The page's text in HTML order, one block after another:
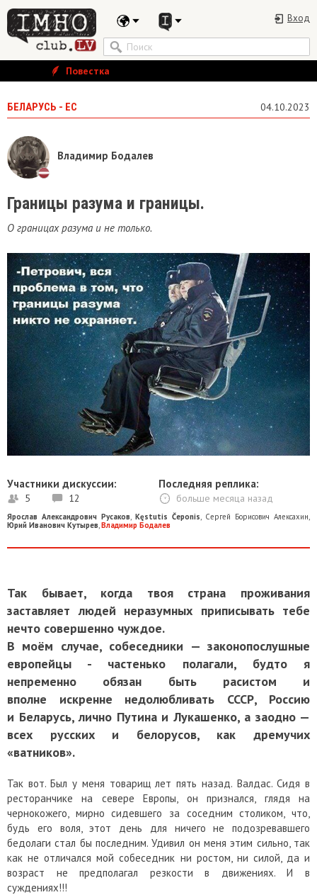
Вход
Повестка
БЕЛАРУСЬ - ЕС 04.10.2023
Владимир Бодалев
Границы разума и границы.
О границах разума и не только.
Участники дискуссии:
5 12
Последняя реплика:
больше месяца назад
Ярослав Александрович Русаков Kęstutis Čeponis Сергей Борисович Алексахин
Юрий Иванович Кутырев Владимир Бодалев
Так бывает, когда твоя страна проживания
заставляет людей неразумных приписывать тебе
нечто совершенно чуждое.
В моём случае, собеседники — законопослушные
европейцы - частенько полагали, будто я
непременно обязан быть расистом и
вполне искренне недолюбливать СССР, Россию
и Беларусь, лично Путина и Лукашенко, а заодно —
всех русских и белорусов, как дремучих
«ватников».
Так вот. Был у меня товарищ лет пять назад. Валдас. Сидя в
ресторанчике на севере Европы, он признался, глядя на
чернокожего, мирно сидевшего за соседним столиком, что,
будь его воля, этот день для ничего не подозревавшего
бедолаги стал бы последним. Удивил он меня этим сильно, так
как не отличался мой собеседник ни ростом, ни силой, да и
возраст не предполагал резкости в движениях. И в
суждениях!!!